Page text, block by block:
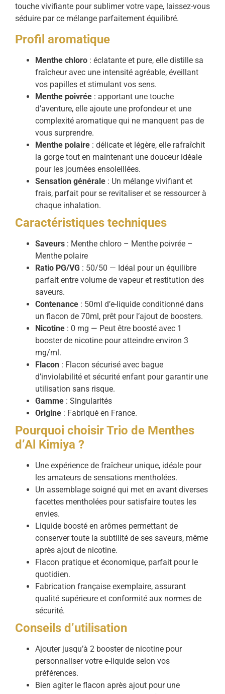
touche vivifiante pour sublimer votre vape, laissez-vous
séduire par ce mélange parfaitement équilibré.
Profil aromatique
Menthe chloro : éclatante et pure, elle distille sa
fraîcheur avec une intensité agréable, éveillant
vos papilles et stimulant vos sens.
Menthe poivrée : apportant une touche
d’aventure, elle ajoute une profondeur et une
complexité aromatique qui ne manquent pas de
vous surprendre.
Menthe polaire : délicate et légère, elle rafraîchit
la gorge tout en maintenant une douceur idéale
pour les journées ensoleillées.
Sensation générale : Un mélange vivifiant et
frais, parfait pour se revitaliser et se ressourcer à
chaque inhalation.
Caractéristiques techniques
Saveurs : Menthe chloro – Menthe poivrée –
Menthe polaire
Ratio PG/VG : 50/50 — Idéal pour un équilibre
parfait entre volume de vapeur et restitution des
saveurs.
Contenance : 50ml d’e-liquide conditionné dans
un flacon de 70ml, prêt pour l’ajout de boosters.
Nicotine : 0 mg — Peut être boosté avec 1
booster de nicotine pour atteindre environ 3
mg/ml.
Flacon : Flacon sécurisé avec bague
d’inviolabilité et sécurité enfant pour garantir une
utilisation sans risque.
Gamme : Singularités
Origine : Fabriqué en France.
Pourquoi choisir Trio de Menthes
d’Al Kimiya ?
Une expérience de fraîcheur unique, idéale pour
les amateurs de sensations mentholées.
Un assemblage soigné qui met en avant diverses
facettes mentholées pour satisfaire toutes les
envies.
Liquide boosté en arômes permettant de
conserver toute la subtilité de ses saveurs, même
après ajout de nicotine.
Flacon pratique et économique, parfait pour le
quotidien.
Fabrication française exemplaire, assurant
qualité supérieure et conformité aux normes de
sécurité.
Conseils d’utilisation
Ajouter jusqu’à 2 booster de nicotine pour
personnaliser votre e-liquide selon vos
préférences.
Bien agiter le flacon après ajout pour une